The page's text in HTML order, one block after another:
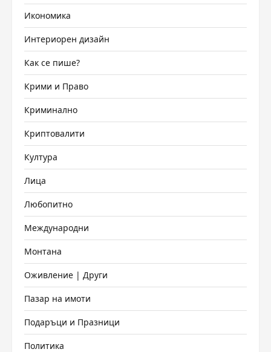
Икономика
Интериорен дизайн
Как се пише?
Крими и Право
Криминално
Криптовалити
Култура
Лица
Любопитно
Международни
Монтана
Оживление | Други
Пазар на имоти
Подаръци и Празници
Политика